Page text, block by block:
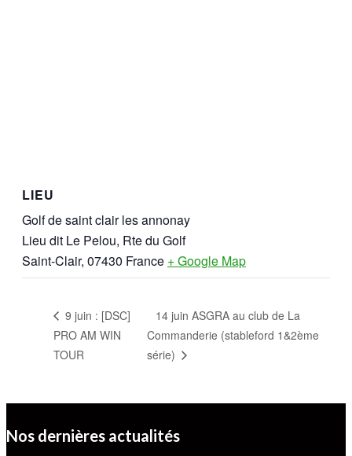
LIEU
Golf de saint clair les annonay
Lieu dit Le Pelou, Rte du Golf
Saint-Clair, 07430 France + Google Map
9 juin : [DSC]
PRO AM WIN
TOUR
14 juin ASGRA au club de La
Commanderie (stableford 1&2ème
série)
Nos dernières actualités